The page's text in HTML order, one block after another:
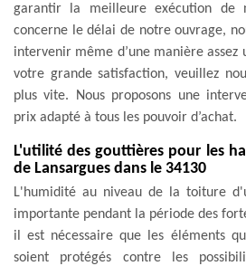
garantir la meilleure exécution de
concerne le délai de notre ouvrage,
intervenir même d’une manière
votre grande satisfaction, veuillez
plus vite. Nous proposons une
prix adapté à tous les pouvoir d’achat.
L'utilité des gouttières pour les
de Lansargues dans le 34130
L'humidité au niveau de la toiture
importante pendant la période des
il est nécessaire que les éléments
soient protégés contre les